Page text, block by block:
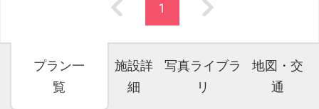
1
プラン一
覧
施設詳
細
写真ライブラ
リ
地図・交
通